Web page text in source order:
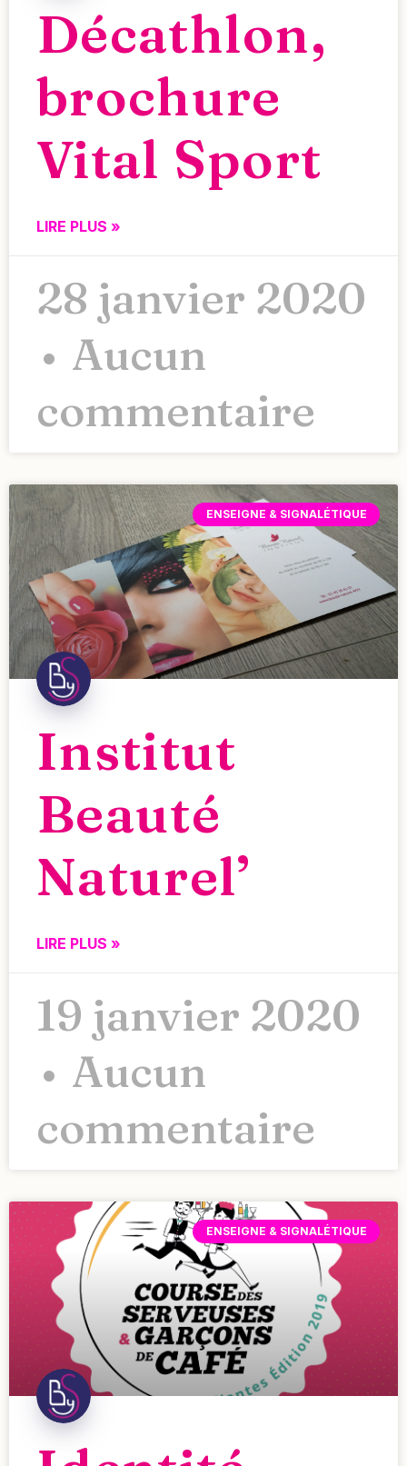
Décathlon,
brochure
Vital Sport
LIRE PLUS »
28 janvier 2020
Aucun
commentaire
ENSEIGNE & SIGNALÉTIQUE
Institut
Beauté
Naturel’
LIRE PLUS »
19 janvier 2020
Aucun
commentaire
ENSEIGNE & SIGNALÉTIQUE